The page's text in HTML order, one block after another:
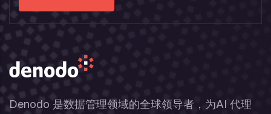
Denodo 是数据管理领域的全球领导者，为AI 代理